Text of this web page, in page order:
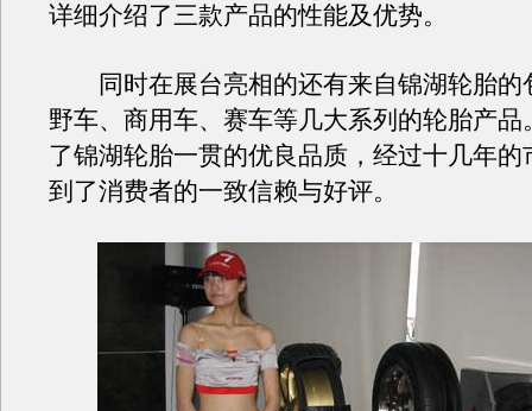
详细介绍了三款产品的性能及优势。
同时在展台亮相的还有来自锦湖轮胎的
野车、商用车、赛车等几大系列的轮胎产品
了锦湖轮胎一贯的优良品质，经过十几年的
到了消费者的一致信赖与好评。